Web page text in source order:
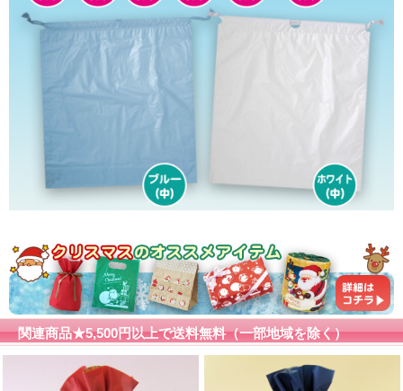
関連商品★5,500円以上で送料無料（一部地域を除く）